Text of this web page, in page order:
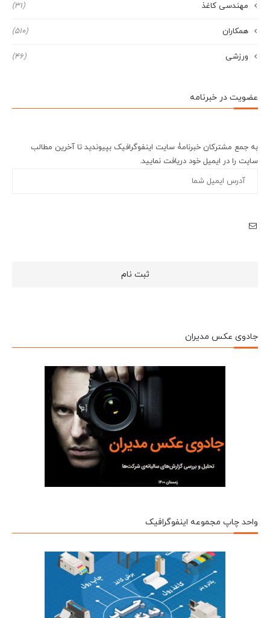
مهندسی کاغذ (31)
همکاران (510)
ورزشی (46)
عضویت در خبرنامه
به جمع مشترکان خبرنامۀ سایت اینفوگرافیک بپیوندید تا آخرین مطالب
سایت را در ایمیل خود دریافت نمایید.
جادوی عکس مدیران
واحد چاپ مجموعه اینفوگرافیک